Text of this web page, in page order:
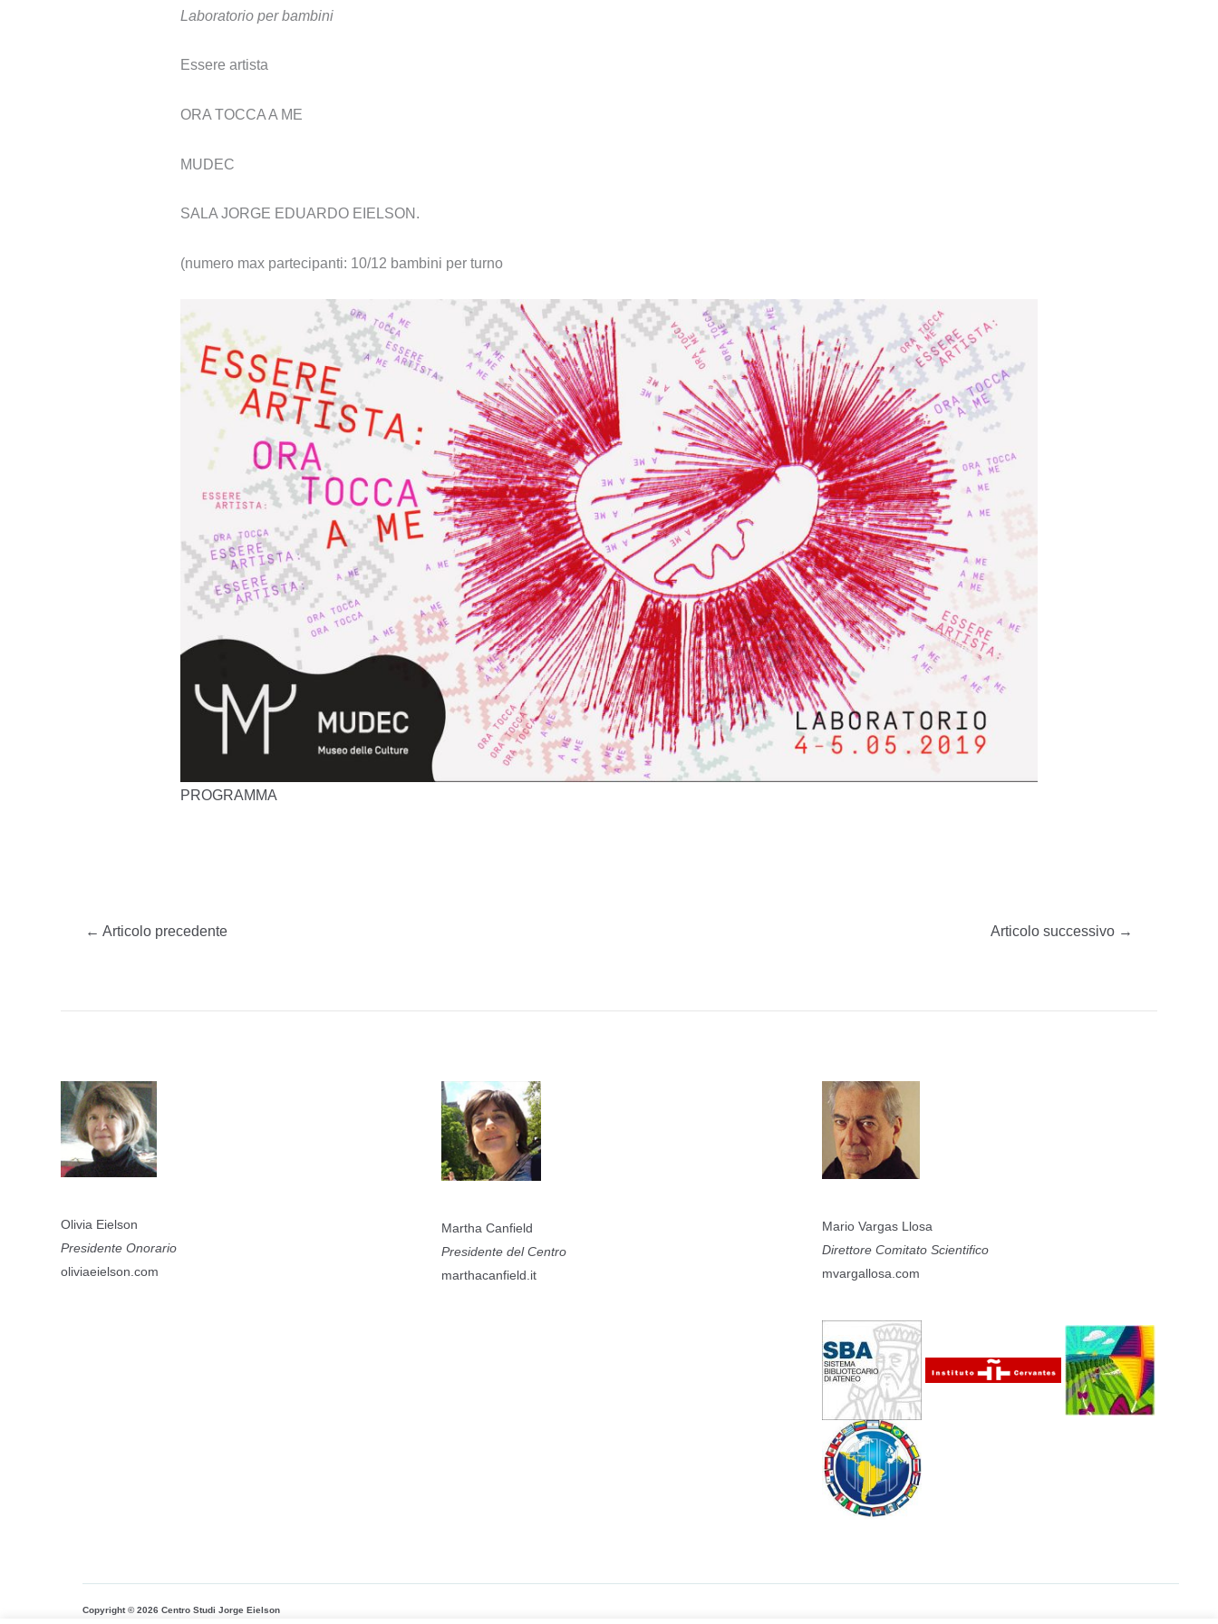
Laboratorio per bambini
Essere artista
ORA TOCCA A ME
MUDEC
SALA JORGE EDUARDO EIELSON.
(numero max partecipanti: 10/12 bambini per turno
PROGRAMMA
← Articolo precedente Articolo successivo →
Olivia Eielson
Presidente Onorario
oliviaeielson.com
Martha Canfield
Presidente del Centro
marthacanfield.it
Mario Vargas Llosa
Direttore Comitato Scientifico
mvargallosa.com
Copyright © 2026 Centro Studi Jorge Eielson